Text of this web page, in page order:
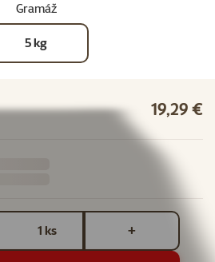
Gramáž
5 kg
19,29 €
ks +